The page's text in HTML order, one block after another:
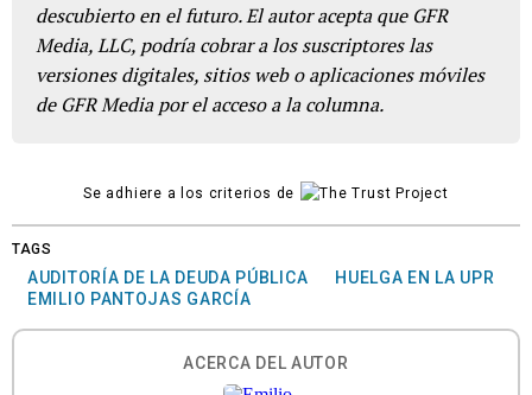
descubierto en el futuro. El autor acepta que GFR
Media, LLC, podría cobrar a los suscriptores las
versiones digitales, sitios web o aplicaciones móviles
de GFR Media por el acceso a la columna.
Se adhiere a los criterios de
TAGS
AUDITORÍA DE LA DEUDA PÚBLICA
HUELGA EN LA UPR
EMILIO PANTOJAS GARCÍA
ACERCA DEL AUTOR